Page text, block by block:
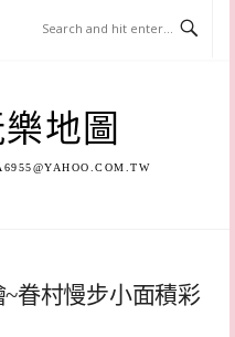
地圖
眷村慢步小面積彩